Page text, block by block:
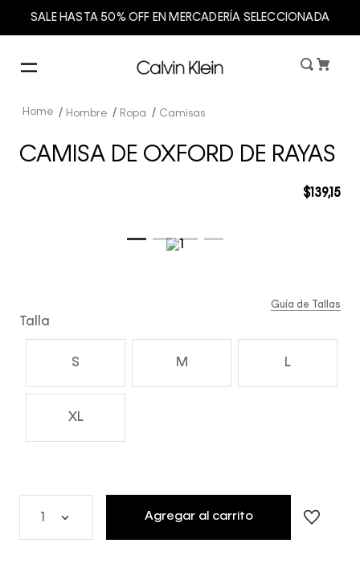
SALE HASTA 50% OFF EN MERCADERÍA SELECCIONADA
Hombre Ropa Camisas
CAMISA DE OXFORD DE RAYAS
$139,15
Talla
S M L
XL
Guía de Tallas
Agregar al carrito